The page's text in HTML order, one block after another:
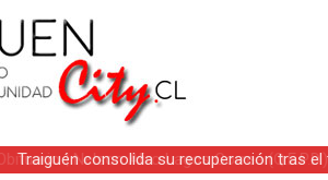
Traiguén consolida su recuperación tras